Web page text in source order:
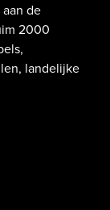
de
2000
landelijke